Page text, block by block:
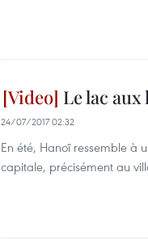
Le lac
24/07/2017 02:32
En été, Hanoï ressemble à
capitale, précisément au